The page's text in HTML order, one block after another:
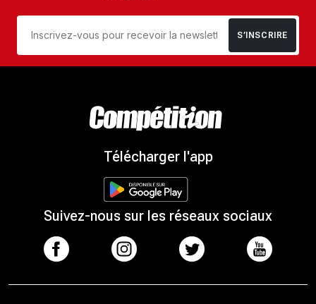
S’INSCRIRE
Télécharger l'app
Suivez-nous sur les réseaux sociaux